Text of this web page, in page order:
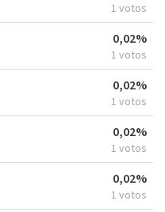
1 votos
0,02%
1 votos
0,02%
1 votos
0,02%
1 votos
0,02%
1 votos